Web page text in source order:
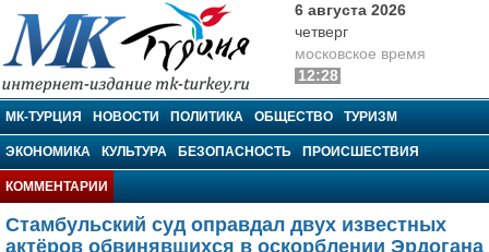
МК-Турция
6 августа 2026
четверг
московское время
12:28
МК-ТУРЦИЯ НОВОСТИ ПОЛИТИКА ОБЩЕСТВО ТУРИЗМ
ЭКОНОМИКА КУЛЬТУРА БЕЗОПАСНОСТЬ ПРОИСШЕСТВИЯ
КОММЕНТАРИИ
Стамбульский суд оправдал двух известных
актёров обвинявшихся в оскорблении Эрдогана